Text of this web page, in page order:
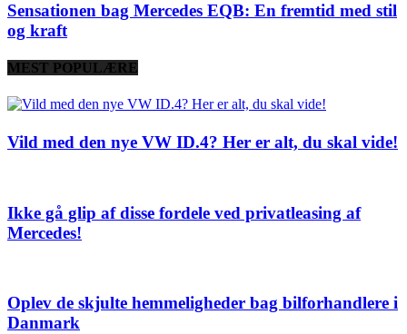
Sensationen bag Mercedes EQB: En fremtid med stil
og kraft
MEST POPULÆRE
Vild med den nye VW ID.4? Her er alt, du skal vide!
Ikke gå glip af disse fordele ved privatleasing af
Mercedes!
Oplev de skjulte hemmeligheder bag bilforhandlere i
Danmark